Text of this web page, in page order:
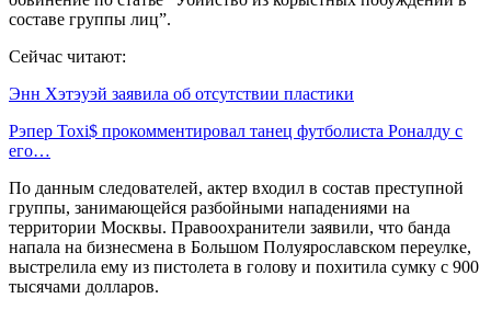
составе группы лиц”.
Сейчас читают:
Энн Хэтэуэй заявила об отсутствии пластики
Рэпер Toxi$ прокомментировал танец футболиста Роналду с
его…
По данным следователей, актер входил в состав преступной
группы, занимающейся разбойными нападениями на
территории Москвы. Правоохранители заявили, что банда
напала на бизнесмена в Большом Полуярославском переулке,
выстрелила ему из пистолета в голову и похитила сумку с 900
тысячами долларов.